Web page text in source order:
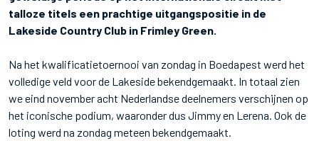
talloze titels een prachtige uitgangspositie in de
Lakeside Country Club in Frimley Green.
Na het kwalificatietoernooi van zondag in Boedapest werd het
volledige veld voor de Lakeside bekendgemaakt. In totaal zien
we eind november acht Nederlandse deelnemers verschijnen op
het iconische podium, waaronder dus Jimmy en Lerena. Ook de
loting werd na zondag meteen bekendgemaakt.